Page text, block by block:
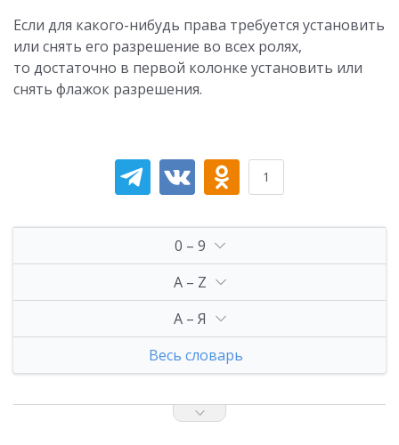
Если для какого-нибудь права требуется установить
или снять его разрешение во всех ролях,
то достаточно в первой колонке установить или
снять флажок разрешения.
1
0 – 9
A – Z
А – Я
Весь словарь